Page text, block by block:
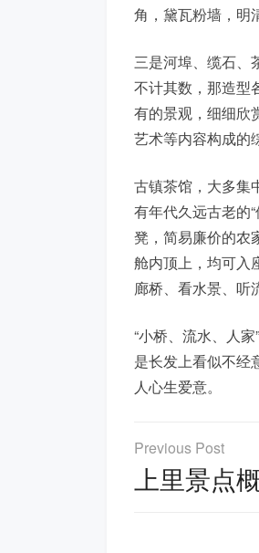
角，黛瓦粉墙，明
三是河埠、缆石、
不计其数，那造型
有的景观，细细欣
艺术等内容构成的
古镇茶馆，大多集
有年代久远古老的
凳，简易廉价的农
舱内顶上，均可入
廊桥、看水景、听
“小桥、流水、人
是长发上看似不经
人心生爱意。
文
章
上里景点